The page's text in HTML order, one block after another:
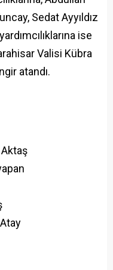
Sedat Ayyıldız
ise
Valisi Kübra
atandı.